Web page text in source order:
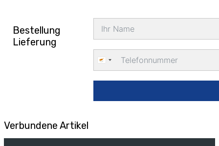
Bestellung
Lieferung
Cyprus
+357
Verbundene Artikel